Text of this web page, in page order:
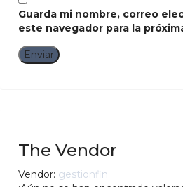
Guarda mi nombre, correo
este navegador para la
The Vendor
Vendor: gestionfin